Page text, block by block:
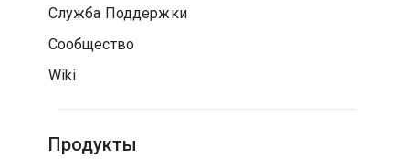
Служба Поддержки
Сообщество
Wiki
Продукты